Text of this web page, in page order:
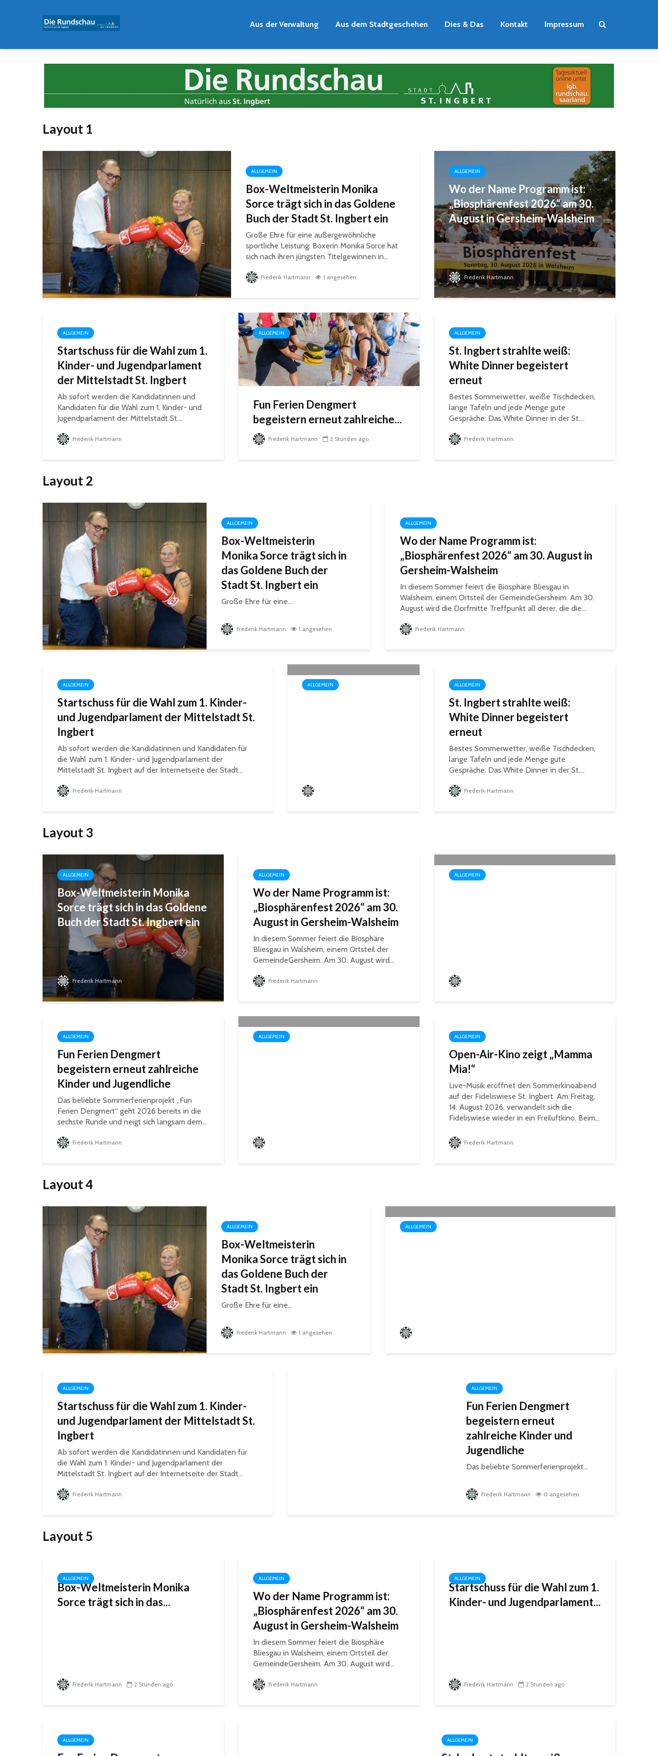
Aus der Verwaltung Aus dem Stadtgeschehen Dies & Das Kontakt Impressum
Layout 1
ALLGEMEIN
Box-Weltmeisterin Monika
Sorce trägt sich in das Goldene
Buch der Stadt St. Ingbert ein
Große Ehre für eine außergewöhnliche
sportliche Leistung: Boxerin Monika Sorce hat
sich nach ihren jüngsten Titelgewinnen in...
Frederik Hartmann 1 angesehen
ALLGEMEIN
Wo der Name Programm ist:
„Biosphärenfest 2026“ am 30.
August in Gersheim-Walsheim
Frederik Hartmann
ALLGEMEIN
Startschuss für die Wahl zum 1.
Kinder- und Jugendparlament
der Mittelstadt St. Ingbert
Ab sofort werden die Kandidatinnen und
Kandidaten für die Wahl zum 1. Kinder- und
Jugendparlament der Mittelstadt St....
Frederik Hartmann
ALLGEMEIN
Fun Ferien Dengmert
begeistern erneut zahlreiche...
Frederik Hartmann 2 Stunden ago
ALLGEMEIN
St. Ingbert strahlte weiß:
White Dinner begeistert
erneut
Bestes Sommerwetter, weiße Tischdecken,
lange Tafeln und jede Menge gute
Gespräche: Das White Dinner in der St....
Frederik Hartmann
Layout 2
ALLGEMEIN
Box-Weltmeisterin
Monika Sorce trägt sich in
das Goldene Buch der
Stadt St. Ingbert ein
Große Ehre für eine...
Frederik Hartmann 1 angesehen
ALLGEMEIN
Wo der Name Programm ist:
„Biosphärenfest 2026“ am 30. August in
Gersheim-Walsheim
In diesem Sommer feiert die Biosphäre Bliesgau in
Walsheim, einem Ortsteil der GemeindeGersheim. Am 30.
August wird die Dorfmitte Treffpunkt all derer, die die...
Frederik Hartmann
ALLGEMEIN
Startschuss für die Wahl zum 1. Kinder-
und Jugendparlament der Mittelstadt St.
Ingbert
Ab sofort werden die Kandidatinnen und Kandidaten für
die Wahl zum 1. Kinder- und Jugendparlament der
Mittelstadt St. Ingbert auf der Internetseite der Stadt...
Frederik Hartmann
ALLGEMEIN ALLGEMEIN
St. Ingbert strahlte weiß:
White Dinner begeistert
erneut
Bestes Sommerwetter, weiße Tischdecken,
lange Tafeln und jede Menge gute
Gespräche: Das White Dinner in der St....
Frederik Hartmann
Layout 3
ALLGEMEIN
Box-Weltmeisterin Monika
Sorce trägt sich in das Goldene
Buch der Stadt St. Ingbert ein
Frederik Hartmann
ALLGEMEIN
Wo der Name Programm ist:
„Biosphärenfest 2026“ am 30.
August in Gersheim-Walsheim
In diesem Sommer feiert die Biosphäre
Bliesgau in Walsheim, einem Ortsteil der
GemeindeGersheim. Am 30. August wird...
Frederik Hartmann
ALLGEMEIN
ALLGEMEIN
Fun Ferien Dengmert
begeistern erneut zahlreiche
Kinder und Jugendliche
Das beliebte Sommerferienprojekt „Fun
Ferien Dengmert“ geht 2026 bereits in die
sechste Runde und neigt sich langsam dem...
Frederik Hartmann
ALLGEMEIN ALLGEMEIN
Open-Air-Kino zeigt „Mamma
Mia!“
Live-Musik eröffnet den Sommerkinoabend
auf der Fideliswiese St. Ingbert. Am Freitag,
14. August 2026, verwandelt sich die
Fideliswiese wieder in ein Freiluftkino. Beim...
Frederik Hartmann
Layout 4
ALLGEMEIN
Box-Weltmeisterin
Monika Sorce trägt sich in
das Goldene Buch der
Stadt St. Ingbert ein
Große Ehre für eine...
Frederik Hartmann 1 angesehen
ALLGEMEIN
ALLGEMEIN
Startschuss für die Wahl zum 1. Kinder-
und Jugendparlament der Mittelstadt St.
Ingbert
Ab sofort werden die Kandidatinnen und Kandidaten für
die Wahl zum 1. Kinder- und Jugendparlament der
Mittelstadt St. Ingbert auf der Internetseite der Stadt...
Frederik Hartmann
ALLGEMEIN
Fun Ferien Dengmert
begeistern erneut
zahlreiche Kinder und
Jugendliche
Das beliebte Sommerferienprojekt...
Frederik Hartmann 0 angesehen
Layout 5
ALLGEMEIN
Box-Weltmeisterin Monika
Sorce trägt sich in das...
Frederik Hartmann 2 Stunden ago
ALLGEMEIN
Wo der Name Programm ist:
„Biosphärenfest 2026“ am 30.
August in Gersheim-Walsheim
In diesem Sommer feiert die Biosphäre
Bliesgau in Walsheim, einem Ortsteil der
GemeindeGersheim. Am 30. August wird...
Frederik Hartmann
ALLGEMEIN
Startschuss für die Wahl zum 1.
Kinder- und Jugendparlament...
Frederik Hartmann 2 Stunden ago
ALLGEMEIN ALLGEMEIN